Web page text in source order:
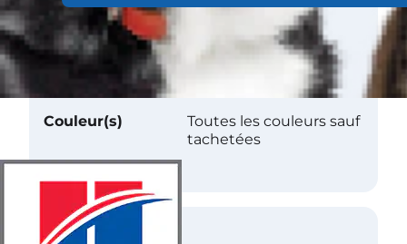
Longueur
Couleur(s)
Toutes les couleurs sauf
tachetées
Soins